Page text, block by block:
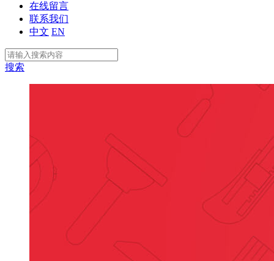
在线留言
联系我们
中文 EN
搜索